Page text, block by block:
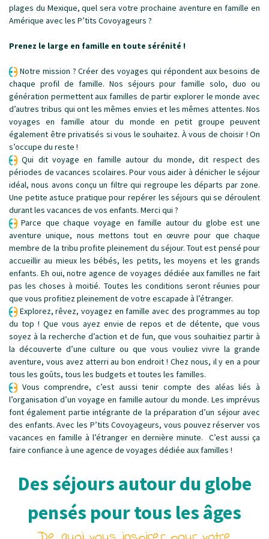
plages du Mexique, quel sera votre prochaine aventure en famille en
Amérique avec les P’tits Covoyageurs ?
Prenez le large en famille en toute sérénité !
Notre mission ? Créer des voyages qui répondent aux besoins de
chaque profil de famille. Nos séjours pour famille solo, duo ou
génération permettent aux familles de partir explorer le monde avec
d’autres tribus qui ont les mêmes envies et les mêmes attentes. Nos
voyages en famille atour du monde en petit groupe peuvent
également être privatisés si vous le souhaitez. À vous de choisir ! On
s’occupe du reste !
Qui dit voyage en famille autour du monde, dit respect des
périodes de vacances scolaires. Pour vous aider à dénicher le séjour
idéal, nous avons conçu un filtre qui regroupe les départs par zone.
Une petite astuce pratique pour repérer les séjours qui se déroulent
durant les vacances de vos enfants. Merci qui ?
Parce que chaque voyage en famille autour du globe est une
aventure unique, nous mettons tout en œuvre pour que chaque
membre de la tribu profite pleinement du séjour. Tout est pensé pour
accueillir au mieux les bébés, les petits, les moyens et les grands
enfants. Eh oui, notre agence de voyages dédiée aux familles ne fait
pas les choses à moitié. Toutes les conditions seront réunies pour
que vous profitiez pleinement de votre escapade à l’étranger.
Explorez, rêvez, voyagez en famille avec des programmes au top
du top ! Que vous ayez envie de repos et de détente, que vous
soyez à la recherche d’action et de fun, que vous souhaitiez partir à
la découverte d’une culture ou que vous vouliez vivre la grande
aventure, vous avez atterri au bon endroit ! Chez nous, il y en a pour
tous les goûts, tous les budgets et toutes les familles.
Vous comprendre, c’est aussi tenir compte des aléas liés à
l’organisation d’un voyage en famille autour du monde. Les imprévus
font également partie intégrante de la préparation d’un séjour avec
des enfants. Avec les P’tits Covoyageurs, vous pouvez réserver vos
vacances en famille à l’étranger en dernière minute. C’est aussi ça
faire confiance à une agence de voyages dédiée aux familles !
Des séjours autour du globe
pensés pour tous les âges